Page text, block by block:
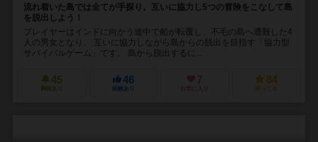
流れ着いた島では全てが手探り。互いに協力し5つの冒険をこなして島
を脱出しよう！
プレイヤーはインドに向かう途中で船が転覆し、不毛の島へ遭難した4
人の男女となり、 互いに協力しながら島からの脱出を目指す「協力型
サバイバルゲーム」です。 島から脱出するに...
45
興味あり
46
経験あり
7
お気に入り
84
持ってる